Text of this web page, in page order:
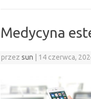
Medycyna
przezsun 14 czerwca,